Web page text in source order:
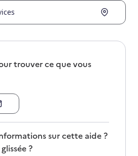
trouver ce que vous
sur cette aide ?
?